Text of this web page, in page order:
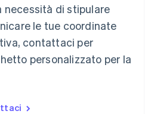
necessità di stipulare
le tue coordinate
contattaci per
personalizzato per la